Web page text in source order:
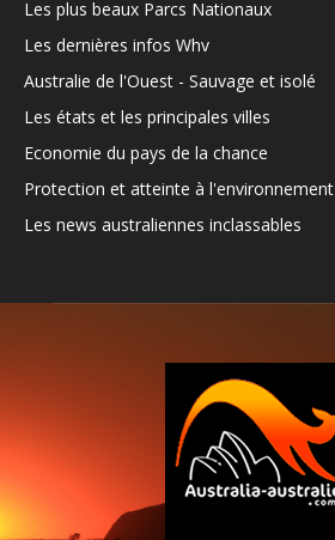
Les plus beaux Parcs Nationaux
Les dernières infos Whv
Australie de l'Ouest - Sauvage et isolé
Les états et les principales villes
Economie du pays de la chance
Protection et atteinte à l'environnement
Les news australiennes inclassables